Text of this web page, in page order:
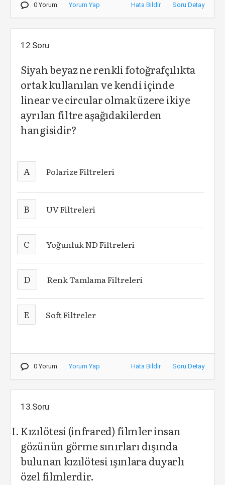
0 Yorum Yorum Yap Hata Bildir Soru Detay
12.Soru
Siyah beyaz ne renkli fotoğrafçılıkta
ortak kullanılan ve kendi içinde
linear ve circular olmak üzere ikiye
ayrılan filtre aşağıdakilerden
hangisidir?
A Polarize Filtreleri
B UV Filtreleri
C Yoğunluk ND Filtreleri
D Renk Tamlama Filtreleri
E Soft Filtreler
0 Yorum Yorum Yap Hata Bildir Soru Detay
13.Soru
Kızılötesi (infrared) filmler insan
gözünün görme sınırları dışında
bulunan kızılötesi ışınlara duyarlı
özel filmlerdir.